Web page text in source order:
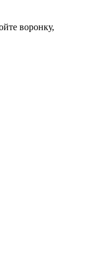
воронку,